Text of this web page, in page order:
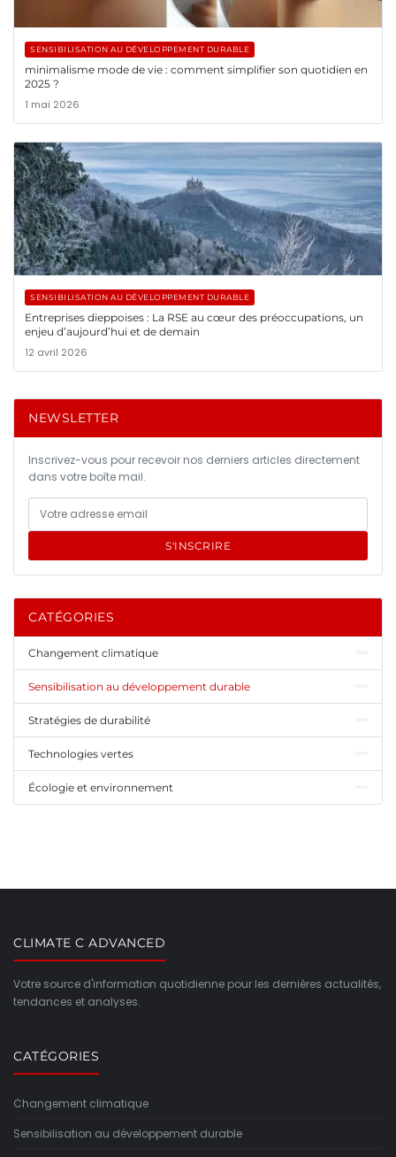
SENSIBILISATION AU DÉVELOPPEMENT DURABLE
minimalisme mode de vie : comment simplifier son quotidien en
2025 ?
1 mai 2026
SENSIBILISATION AU DÉVELOPPEMENT DURABLE
Entreprises dieppoises : La RSE au cœur des préoccupations, un
enjeu d’aujourd’hui et de demain
12 avril 2026
NEWSLETTER
Inscrivez-vous pour recevoir nos derniers articles directement
dans votre boîte mail.
S'INSCRIRE
CATÉGORIES
Changement climatique
Sensibilisation au développement durable
Stratégies de durabilité
Technologies vertes
Écologie et environnement
CLIMATE C ADVANCED
Votre source d'information quotidienne pour les dernières actualités,
tendances et analyses.
CATÉGORIES
Changement climatique
Sensibilisation au développement durable